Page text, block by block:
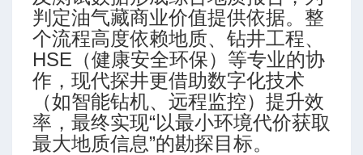
判定油气藏商业价值提供依据。整
个流程高度依赖地质、钻井工程、
HSE（健康安全环保）等专业的协
作，现代探井更借助数字化技术
（如智能钻机、远程监控）提升效
率，最终实现“以最小环境代价获取
最大地质信息”的勘探目标。